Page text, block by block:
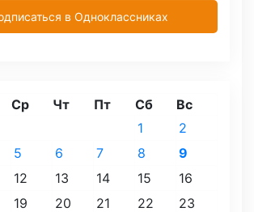
в Одноклассниках
Ср Чт Пт Сб Вс
1
2
5 6 7 8
9
12 13 14 15
16
19 20 21 22
23